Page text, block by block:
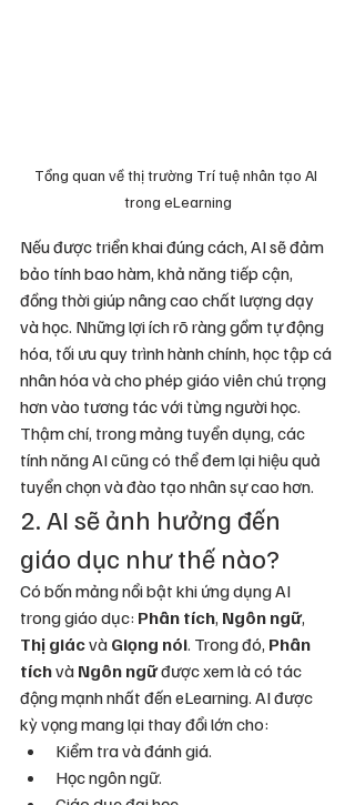
Tổng quan về thị trường Trí tuệ nhân tạo AI
trong eLearning
Nếu được triển khai đúng cách, AI sẽ đảm
bảo tính bao hàm, khả năng tiếp cận,
đồng thời giúp nâng cao chất lượng dạy
và học. Những lợi ích rõ ràng gồm tự động
hóa, tối ưu quy trình hành chính, học tập cá
nhân hóa và cho phép giáo viên chú trọng
hơn vào tương tác với từng người học.
Thậm chí, trong mảng tuyển dụng, các
tính năng AI cũng có thể đem lại hiệu quả
tuyển chọn và đào tạo nhân sự cao hơn.
2. AI sẽ ảnh hưởng đến
giáo dục như thế nào?
Có bốn mảng nổi bật khi ứng dụng AI
trong giáo dục: Phân tích, Ngôn ngữ,
Thị giác và Giọng nói. Trong đó, Phân
tích và Ngôn ngữ được xem là có tác
động mạnh nhất đến eLearning. AI được
kỳ vọng mang lại thay đổi lớn cho:
Kiểm tra và đánh giá.
Học ngôn ngữ.